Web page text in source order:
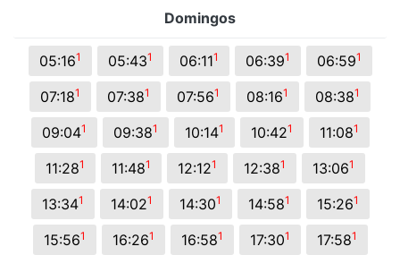
Domingos
05:161 05:431 06:111 06:391 06:591
07:181 07:381 07:561 08:161 08:381
09:041 09:381 10:141 10:421 11:081
11:281 11:481 12:121 12:381 13:061
13:341 14:021 14:301 14:581 15:261
15:561 16:261 16:581 17:301 17:581